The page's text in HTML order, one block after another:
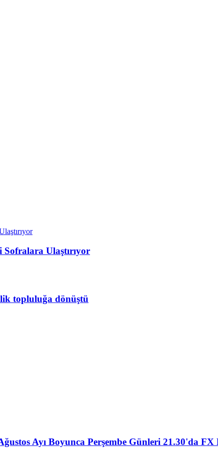
Sofralara Ulaştırıyor
topluluğa dönüştü
Ayı Boyunca Perşembe Günleri 21.30'da